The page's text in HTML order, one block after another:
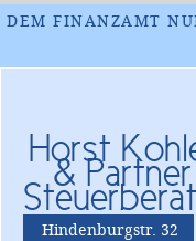
DEM FINANZAMT
Horst
& Partner
Hindenburgstr. 32